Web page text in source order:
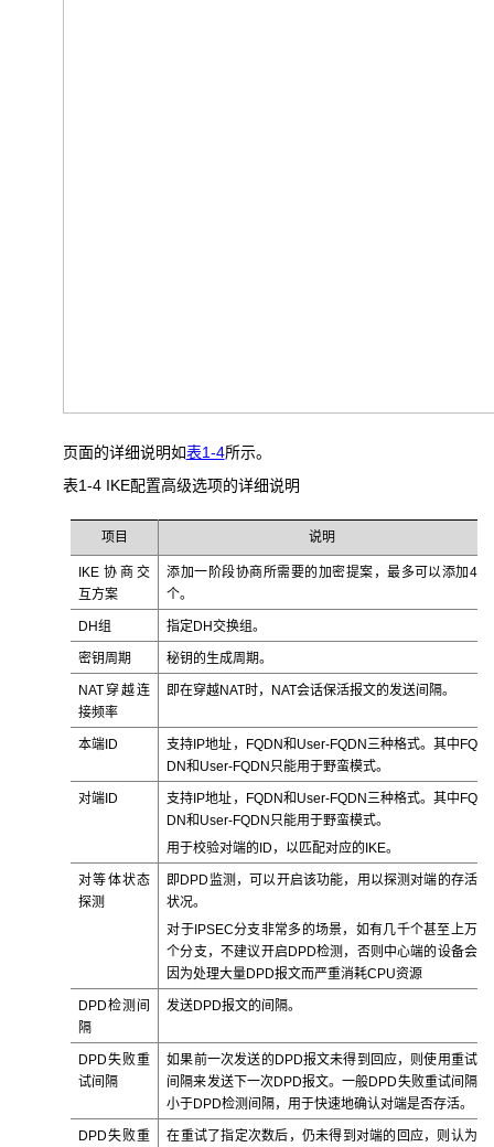
页面的详细说明如表1-4所示。
表1-4 IKE配置高级选项的详细说明
项目 说明
IKE协商交
互方案
添加一阶段协商所需要的加密提案，最多可以添加4
个。
DH组 指定DH交换组。
密钥周期 秘钥的生成周期。
NAT穿越连
接频率
即在穿越NAT时，NAT会话保活报文的发送间隔。
本端ID
支持IP地址，FQDN和User-FQDN三种格式。其中FQ
DN和User-FQDN只能用于野蛮模式。
对端ID
支持IP地址，FQDN和User-FQDN三种格式。其中FQ
DN和User-FQDN只能用于野蛮模式。
用于校验对端的ID，以匹配对应的IKE。
对等体状态
探测
即DPD监测，可以开启该功能，用以探测对端的存活
状况。
对于IPSEC分支非常多的场景，如有几千个甚至上万
个分支，不建议开启DPD检测，否则中心端的设备会
因为处理大量DPD报文而严重消耗CPU资源
DPD检测间
隔
发送DPD报文的间隔。
DPD失败重
试间隔
如果前一次发送的DPD报文未得到回应，则使用重试
间隔来发送下一次DPD报文。一般DPD失败重试间隔
小于DPD检测间隔，用于快速地确认对端是否存活。
DPD失败重 在重试了指定次数后，仍未得到对端的回应，则认为